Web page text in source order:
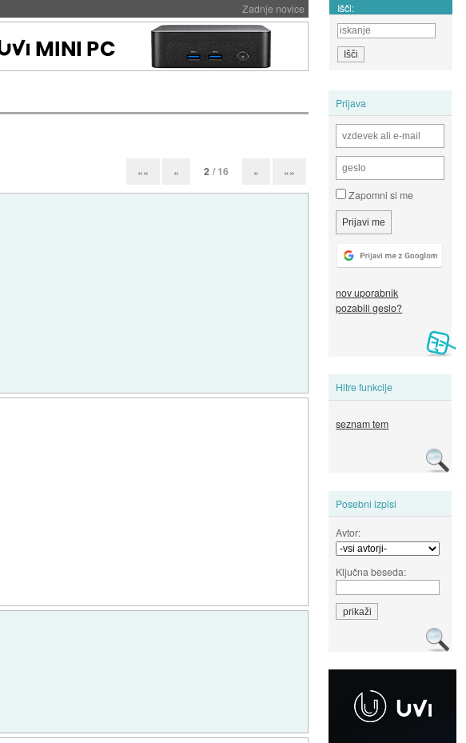
Zadnje novice Išči:
Prijava
Zapomni si me
nov uporabnik
pozabili geslo?
Hitre funkcije
seznam tem
Posebni izpisi
Avtor:
Ključna beseda:
«« « 2 / 16 » »»